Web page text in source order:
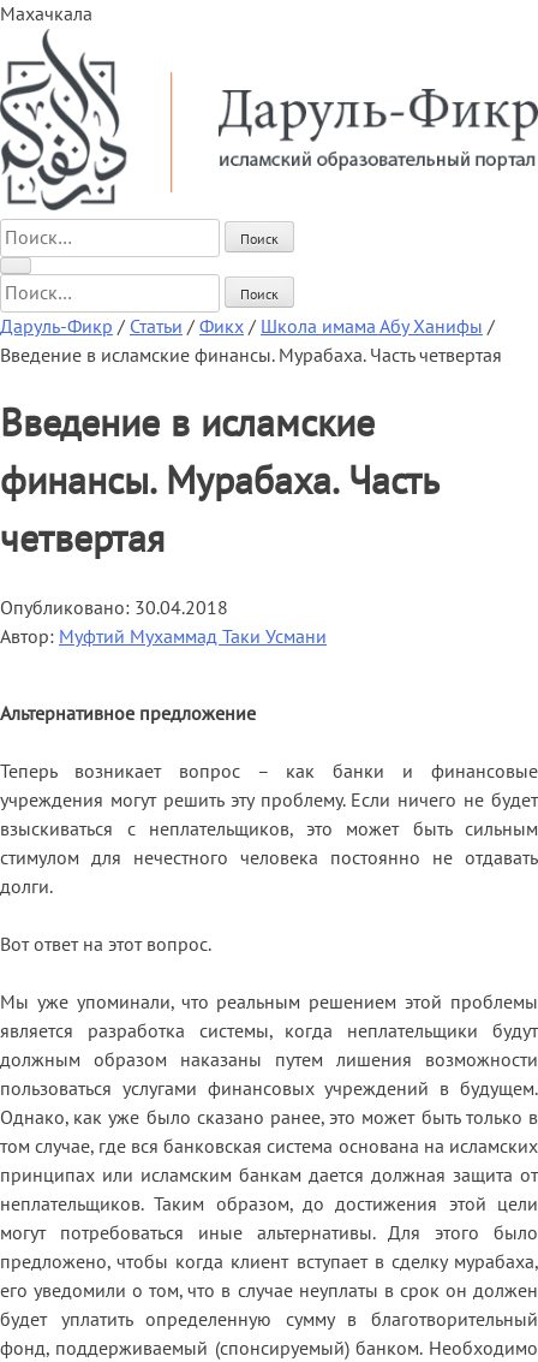
Махачкала
Найти:
Найти:
Даруль-Фикр / Статьи / Фикх / Школа имама Абу Ханифы /
Введение в исламские финансы. Мурабаха. Часть четвертая
Введение в исламские
финансы. Мурабаха. Часть
четвертая
Опубликовано: 30.04.2018
Автор: Муфтий Мухаммад Таки Усмани
Альтернативное предложение
Теперь возникает вопрос – как банки и финансовые
учреждения могут решить эту проблему. Если ничего не будет
взыскиваться с неплательщиков, это может быть сильным
стимулом для нечестного человека постоянно не отдавать
долги.
Вот ответ на этот вопрос.
Мы уже упоминали, что реальным решением этой проблемы
является разработка системы, когда неплательщики будут
должным образом наказаны путем лишения возможности
пользоваться услугами финансовых учреждений в будущем.
Однако, как уже было сказано ранее, это может быть только в
том случае, где вся банковская система основана на исламских
принципах или исламским банкам дается должная защита от
неплательщиков. Таким образом, до достижения этой цели
могут потребоваться иные альтернативы. Для этого было
предложено, чтобы когда клиент вступает в сделку мурабаха,
его уведомили о том, что в случае неуплаты в срок он должен
будет уплатить определенную сумму в благотворительный
фонд, поддерживаемый (спонсируемый) банком. Необходимо